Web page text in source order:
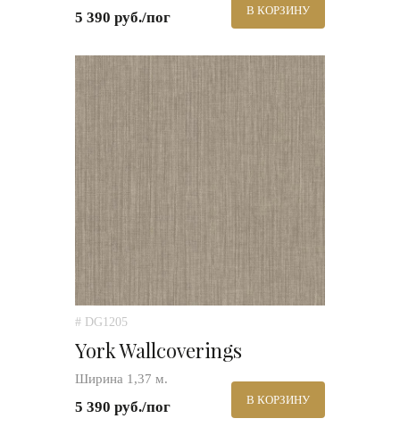
5 390 руб./пог В КОРЗИНУ
# DG1205
York Wallcoverings
Ширина 1,37 м.
5 390 руб./пог В КОРЗИНУ